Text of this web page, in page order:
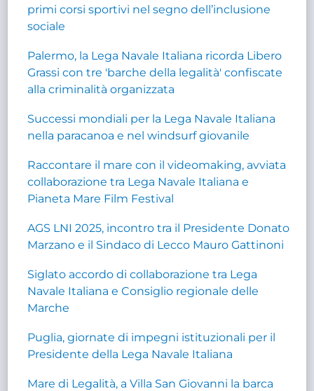
primi corsi sportivi nel segno dell’inclusione
sociale
Palermo, la Lega Navale Italiana ricorda Libero
Grassi con tre 'barche della legalità' confiscate
alla criminalità organizzata
Successi mondiali per la Lega Navale Italiana
nella paracanoa e nel windsurf giovanile
Raccontare il mare con il videomaking, avviata
collaborazione tra Lega Navale Italiana e
Pianeta Mare Film Festival
AGS LNI 2025, incontro tra il Presidente Donato
Marzano e il Sindaco di Lecco Mauro Gattinoni
Siglato accordo di collaborazione tra Lega
Navale Italiana e Consiglio regionale delle
Marche
Puglia, giornate di impegni istituzionali per il
Presidente della Lega Navale Italiana
Mare di Legalità, a Villa San Giovanni la barca